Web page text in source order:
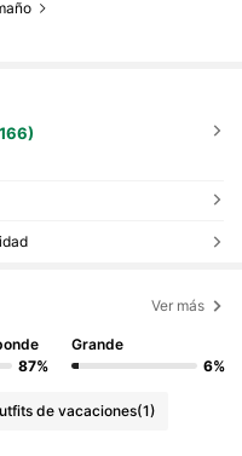
Ver más
87%
Grande
6%
de vacaciones(1)